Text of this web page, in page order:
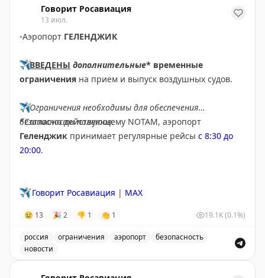
Говорит Росавиация
13 июл.
▫️Аэропорт ГЕЛЕНДЖИК
✈️ВВЕДЕНЫ дополнительные* временные
ограничения на прием и выпуск воздушных судов.
✈️Ограничения необходимы для обеспечения
безопасности полетов.
*Согласно действующему NOTAM, аэропорт
Геленджик принимает регулярные рейсы с 8:30 до
20:00.
✈️ Говорит Росавиация | MAX
😢 13 🎉 2 👎 1 👏 1 19.1K(0.1%)
россия ограничения аэропорт
безопасность
новости